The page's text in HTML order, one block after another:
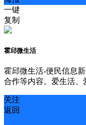
一键
复制
霍邱微生活
霍邱微生活-便民信息
合作等内容。爱生活、
关注
返回